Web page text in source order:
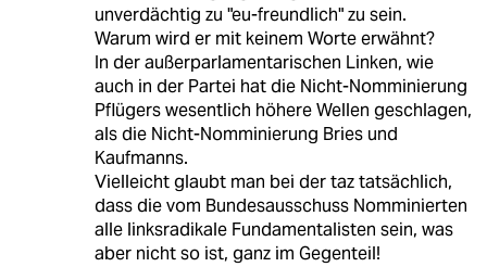
unverdächtig zu "eu-freundlich" zu sein.
Warum wird er mit keinem Worte erwähnt?
In der außerparlamentarischen Linken, wie
auch in der Partei hat die Nicht-Nomminierung
Pflügers wesentlich höhere Wellen geschlagen,
als die Nicht-Nomminierung Bries und
Kaufmanns.
Vielleicht glaubt man bei der taz tatsächlich,
dass die vom Bundesausschuss Nomminierten
alle linksradikale Fundamentalisten sein, was
aber nicht so ist, ganz im Gegenteil!